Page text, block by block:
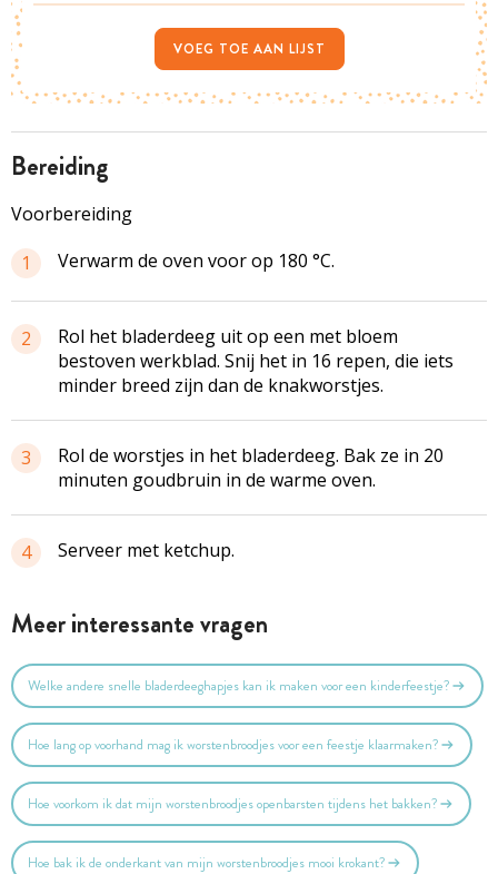
bereiding
Voorbereiding
1
Verwarm de oven voor op 180 °C.
2
Rol het bladerdeeg uit op een met bloem
bestoven werkblad. Snij het in 16 repen, die iets
minder breed zijn dan de knakworstjes.
3
Rol de worstjes in het bladerdeeg. Bak ze in 20
minuten goudbruin in de warme oven.
4 Serveer met ketchup.
Meer interessante vragen
Welke andere snelle bladerdeeghapjes kan ik maken voor een kinderfeestje?
Hoe lang op voorhand mag ik worstenbroodjes voor een feestje klaarmaken?
Hoe voorkom ik dat mijn worstenbroodjes openbarsten tijdens het bakken?
Hoe bak ik de onderkant van mijn worstenbroodjes mooi krokant?
VOEG TOE AAN LIJST